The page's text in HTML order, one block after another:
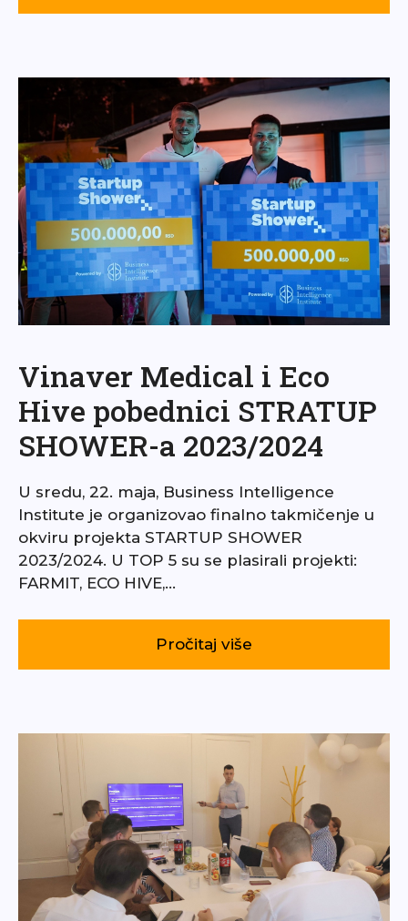
Vinaver Medical i Eco
Hive pobednici STRATUP
SHOWER-a 2023/2024
U sredu, 22. maja, Business Intelligence
Institute je organizovao finalno takmičenje u
okviru projekta STARTUP SHOWER
2023/2024. U TOP 5 su se plasirali projekti:
FARMIT, ECO HIVE,…
Pročitaj više